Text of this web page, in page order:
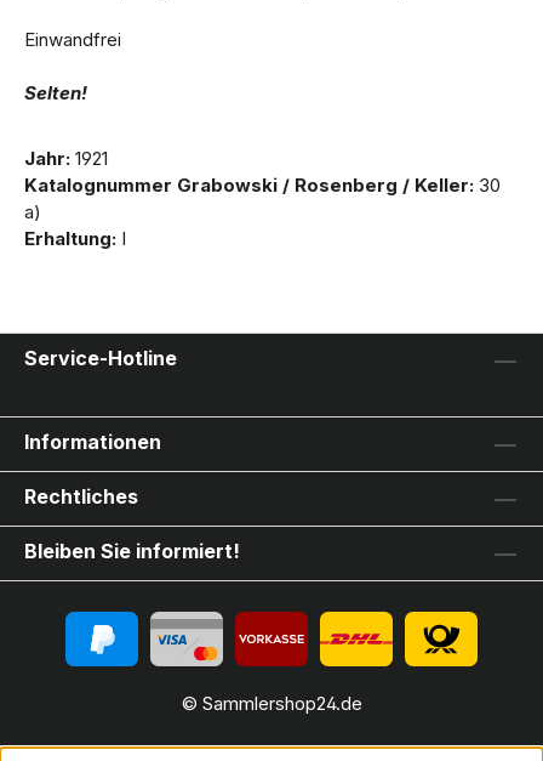
Einwandfrei
Selten!
Jahr: 1921
Katalognummer Grabowski / Rosenberg / Keller: 30
a)
Erhaltung: I
Service-Hotline
Informationen
Rechtliches
Bleiben Sie informiert!
© Sammlershop24.de